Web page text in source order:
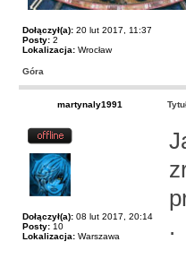
Dołączył(a): 20 lut 2017, 11:37
Posty: 2
Lokalizacja: Wrocław
Góra
martynaly1991
Dołączył(a): 08 lut 2017, 20:14
Posty: 10
Lokalizacja: Warszawa
.